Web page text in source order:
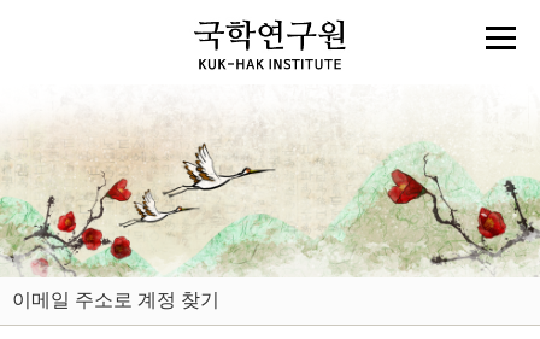
이메일 주소로 계정 찾기